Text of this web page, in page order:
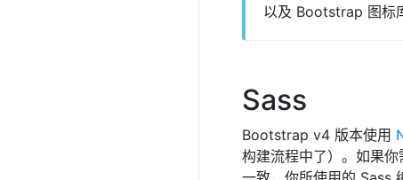
以及 Bootstrap 图标
Sass
Bootstrap v4 版本使用
构建流程中了）。如果